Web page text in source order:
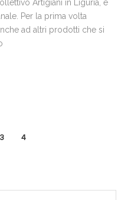
Artigiani in Liguria, è
Per la prima volta
ad altri prodotti che si
3 4